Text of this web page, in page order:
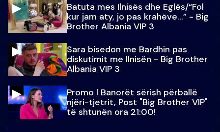
Batuta mes Ilnisës dhe Eglës/“Fol
kur jam aty, jo pas krahëve…” - Big
Brother Albania VIP 3
Sara bisedon me Bardhin pas
diskutimit me Ilnisën - Big Brother
Albania VIP 3
Promo l Banorët sërish përballë
njëri-tjetrit, Post "Big Brother VIP"
të shtunën ora 21:00!